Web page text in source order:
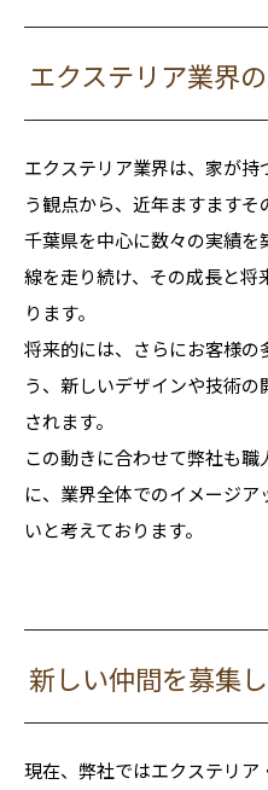
エクステリア業界
エクステリア業界は、家が
う観点から、近年ますますそ
千葉県を中心に数々の実績
線を走り続け、その成長と
ります。
将来的には、さらにお客様の
う、新しいデザインや技術
されます。
この動きに合わせて弊社も
に、業界全体でのイメージ
いと考えております。
新しい仲間を募集
現在、弊社ではエクステリ